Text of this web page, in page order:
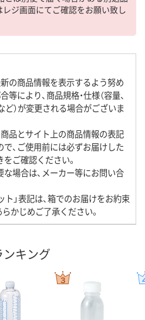
レジ画面にてご確認をお願い致し
の商品情報を表示するよう努め
により、商品規格・仕様（容量、
ど）が変更される場合がございま
品とサイト上の商品情報の表記
、ご使用前には必ずお届けした
ご確認ください。
場合は、メーカー等にお問い合
ト」表記は、箱でのお届けをお約束
かじめご了承ください。
キング